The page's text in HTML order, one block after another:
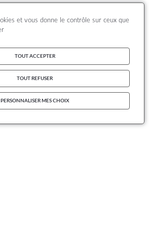
et vous donne le contrôle sur ceux que
TOUT ACCEPTER
TOUT REFUSER
PERSONNALISER MES CHOIX